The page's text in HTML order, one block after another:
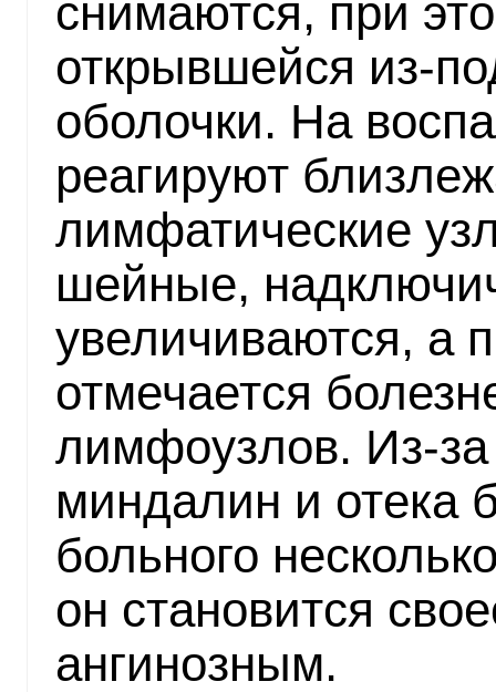
снимаются, при
открывшейся из-
оболочки. На
реагируют
лимфатические
шейные,
увеличиваются, а
отмечается
лимфоузлов. Из-
миндалин и отека
больного
он становится
ангинозным.